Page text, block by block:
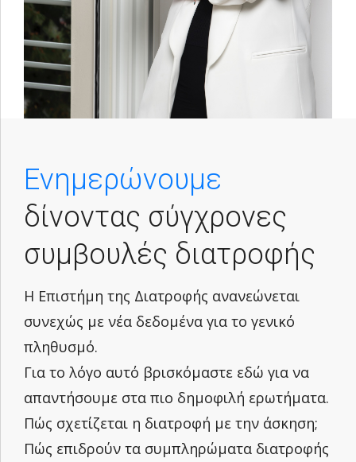
Ενημερώνουμε
δίνοντας σύγχρονες
συμβουλές διατροφής
Η Επιστήμη της Διατροφής ανανεώνεται
συνεχώς με νέα δεδομένα για το γενικό
πληθυσμό.
Για το λόγο αυτό βρισκόμαστε εδώ για να
απαντήσουμε στα πιο δημοφιλή ερωτήματα.
Πώς σχετίζεται η διατροφή με την άσκηση;
Πώς επιδρούν τα συμπληρώματα διατροφής